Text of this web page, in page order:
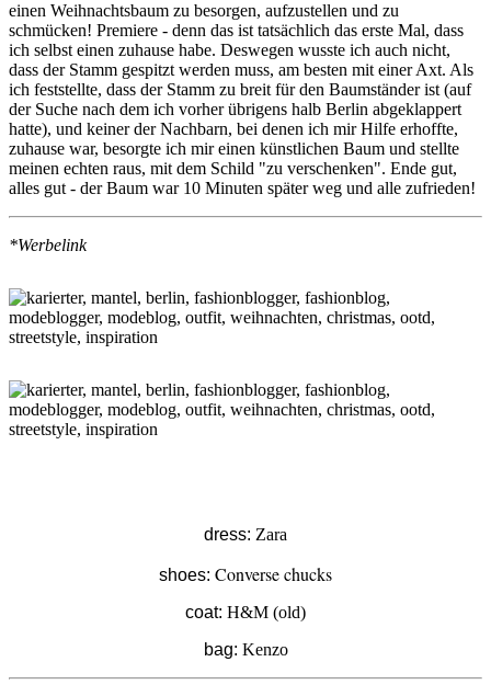
einen Weihnachtsbaum zu besorgen, aufzustellen und zu
schmücken! Premiere - denn das ist tatsächlich das erste Mal, dass
ich selbst einen zuhause habe. Deswegen wusste ich auch nicht,
dass der Stamm gespitzt werden muss, am besten mit einer Axt. Als
ich feststellte, dass der Stamm zu breit für den Baumständer ist (auf
der Suche nach dem ich vorher übrigens halb Berlin abgeklappert
hatte), und keiner der Nachbarn, bei denen ich mir Hilfe erhoffte,
zuhause war, besorgte ich mir einen künstlichen Baum und stellte
meinen echten raus, mit dem Schild "zu verschenken". Ende gut,
alles gut - der Baum war 10 Minuten später weg und alle zufrieden!
*Werbelink
dress: Zara
shoes: Converse chucks
coat: H&M (old)
bag: Kenzo